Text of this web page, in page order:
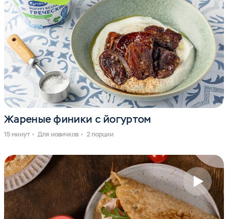
Жареные финики с йогуртом
15 минут Для новичков 2 порции